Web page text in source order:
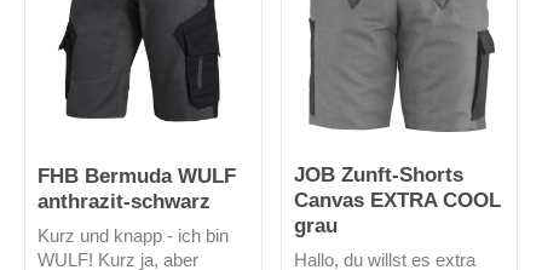
gibt es in 3 Farben.
FHB Bermuda WULF
anthrazit-schwarz
Kurz und knapp - ich bin
WULF! Kurz ja, aber
JOB Zunft-Shorts
Canvas EXTRA COOL
grau
Hallo, du willst es extra